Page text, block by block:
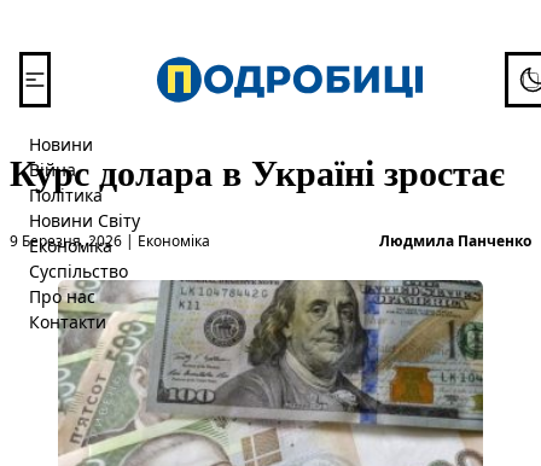
Новини
Війна
Політика
Новини Світу
Економіка
Суспільство
Про нас
Контакти
Курс долара в Україні зростає
9 Березня, 2026 |
Опубліковано вЕкономіка Людмила Панченко